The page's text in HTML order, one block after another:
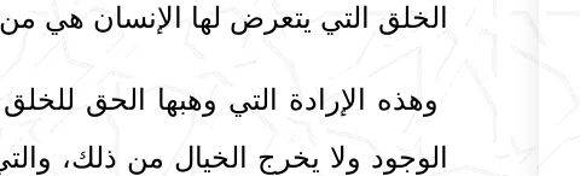
الخلق التي يتعرض لها الإنسان هي من
وهذه الإرادة التي وهبها الحق
الوجود ولا يخرج الخيال من ذلك،